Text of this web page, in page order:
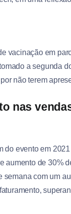
vacinação em
a segunda
não terem
nas
do evento em
aumento de 30%
semana com um